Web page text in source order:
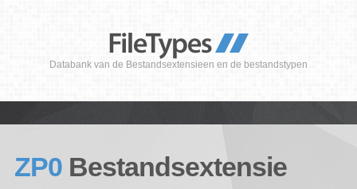
Databank van de Bestandsextensieen en de bestandstypen
ZP0 Bestandsextensie